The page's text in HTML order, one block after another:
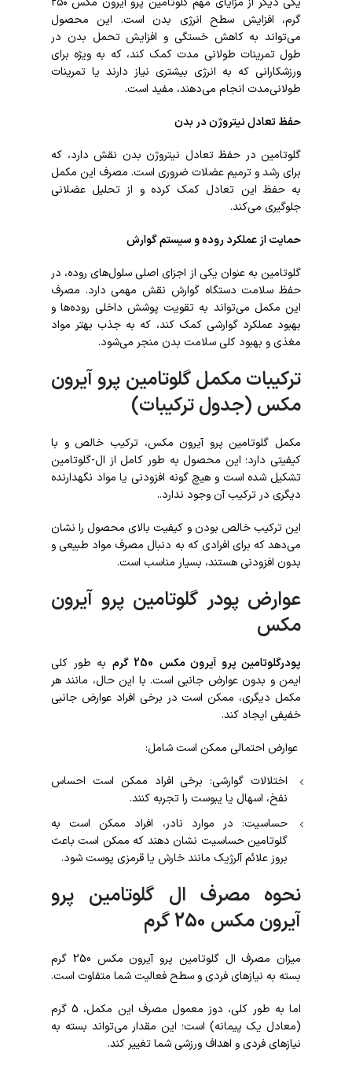
گرم، افزایش سطح انرژی بدن است. این محصول
می‌تواند به کاهش خستگی و افزایش تحمل بدن در
طول تمرینات طولانی مدت کمک کند، که به ویژه برای
ورزشکارانی که به انرژی بیشتری نیاز دارند یا تمرینات
طولانی‌مدت انجام می‌دهند، مفید است.
حفظ تعادل نیتروژن در بدن
گلوتامین در حفظ تعادل نیتروژن بدن نقش دارد، که
برای رشد و ترمیم عضلات ضروری است. مصرف این مکمل
به حفظ این تعادل کمک کرده و از تحلیل عضلانی
جلوگیری می‌کند.
حمایت از عملکرد روده و سیستم گوارش
گلوتامین به عنوان یکی از اجزای اصلی سلول‌های روده، در
حفظ سلامت دستگاه گوارش نقش مهمی دارد. مصرف
این مکمل می‌تواند به تقویت پوشش داخلی روده‌ها و
بهبود عملکرد گوارشی کمک کند، که به جذب بهتر مواد
مغذی و بهبود کلی سلامت بدن منجر می‌شود.
ترکیبات مکمل گلوتامین پرو آیرون
مکس (جدول ترکیبات)
مکمل گلوتامین پرو آیرون مکس، ترکیب خالص و با
کیفیتی دارد؛ این محصول به طور کامل از ال-گلوتامین
تشکیل شده است و هیچ ‌گونه افزودنی یا مواد نگهدارنده
دیگری در ترکیب آن وجود ندارد..
این ترکیب خالص بودن و کیفیت بالای محصول را نشان
می‌دهد که برای افرادی که به دنبال مصرف مواد طبیعی و
بدون افزودنی هستند، بسیار مناسب است.
عوارض پودر گلوتامین پرو آیرون
مکس
پودرگلوتامین پرو آیرون مکس 250 گرم
به طور کلی
ایمن و بدون عوارض جانبی است. با این حال، مانند هر
مکمل دیگری، ممکن است در برخی افراد عوارض جانبی
خفیفی ایجاد کند.
عوارض احتمالی ممکن است شامل:
اختلالات گوارشی: برخی افراد ممکن است احساس
نفخ، اسهال یا یبوست را تجربه کنند.
حساسیت: در موارد نادر، افراد ممکن است به
گلوتامین حساسیت نشان دهند که ممکن است باعث
بروز علائم آلرژیک مانند خارش یا قرمزی پوست شود.
نحوه مصرف ال گلوتامین پرو
آیرون مکس 250 گرم
میزان مصرف ال گلوتامین پرو آیرون مکس 250 گرم
بسته به نیازهای فردی و سطح فعالیت شما متفاوت است.
اما به طور کلی، دوز معمول مصرف این مکمل، 5 گرم
(معادل یک پیمانه) است؛ این مقدار می‌تواند بسته به
نیازهای فردی و اهداف ورزشی شما تغییر کند.